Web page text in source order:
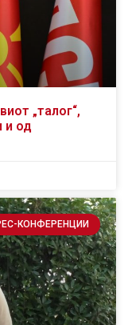
„талог“,
и од
КОНФЕРЕНЦИИ